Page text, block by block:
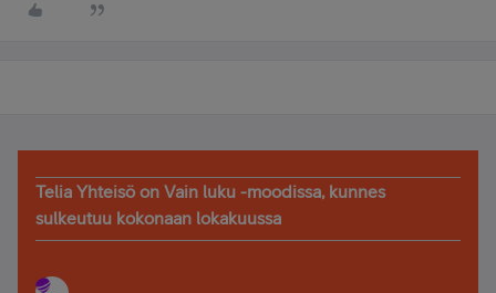
Telia Yhteisö on Vain luku -moodissa, kunnes
sulkeutuu kokonaan lokakuussa